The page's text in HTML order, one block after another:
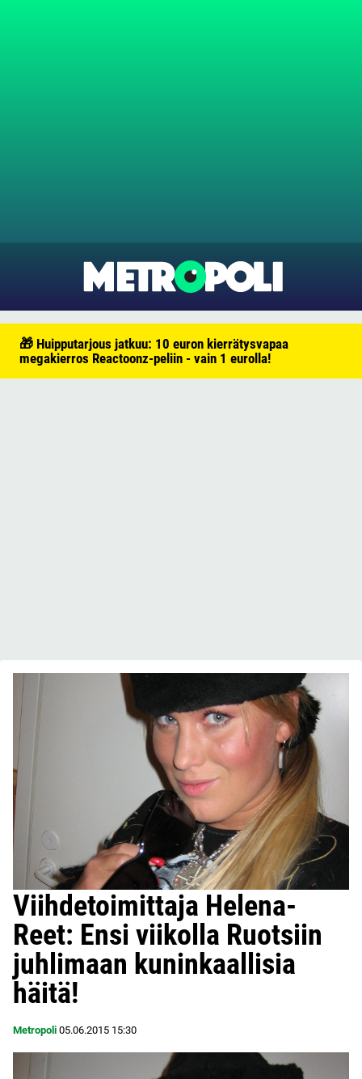
🎁 Huipputarjous jatkuu: 10 euron kierrätysvapaa
megakierros Reactoonz-peliin - vain 1 eurolla!
Viihdetoimittaja Helena-
Reet: Ensi viikolla Ruotsiin
juhlimaan kuninkaallisia
häitä!
Metropoli 05.06.2015 15:30